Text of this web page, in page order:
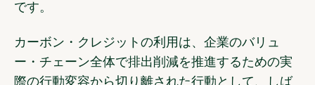
です。
カーボン・クレジットの利用は、企業のバリュ
ー・チェーン全体で排出削減を推進するための実
際の行動変容から切り離された行動として、しば